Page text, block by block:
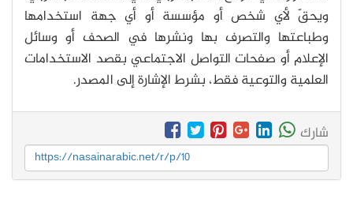
ويحقّ لأي شخص أو مؤسسة أو أي جهة استخدامها
وطباعتها والتصرف بها ونشرها في الصحف أو وسائل
الإعلام أو صفحات التواصل الاجتماعي بقصد الاستخدامات
العلمية والتوعية فقط، بشرط الإشارة إلى المصدر.
شارك
https://nasainarabic.net/r/p/10